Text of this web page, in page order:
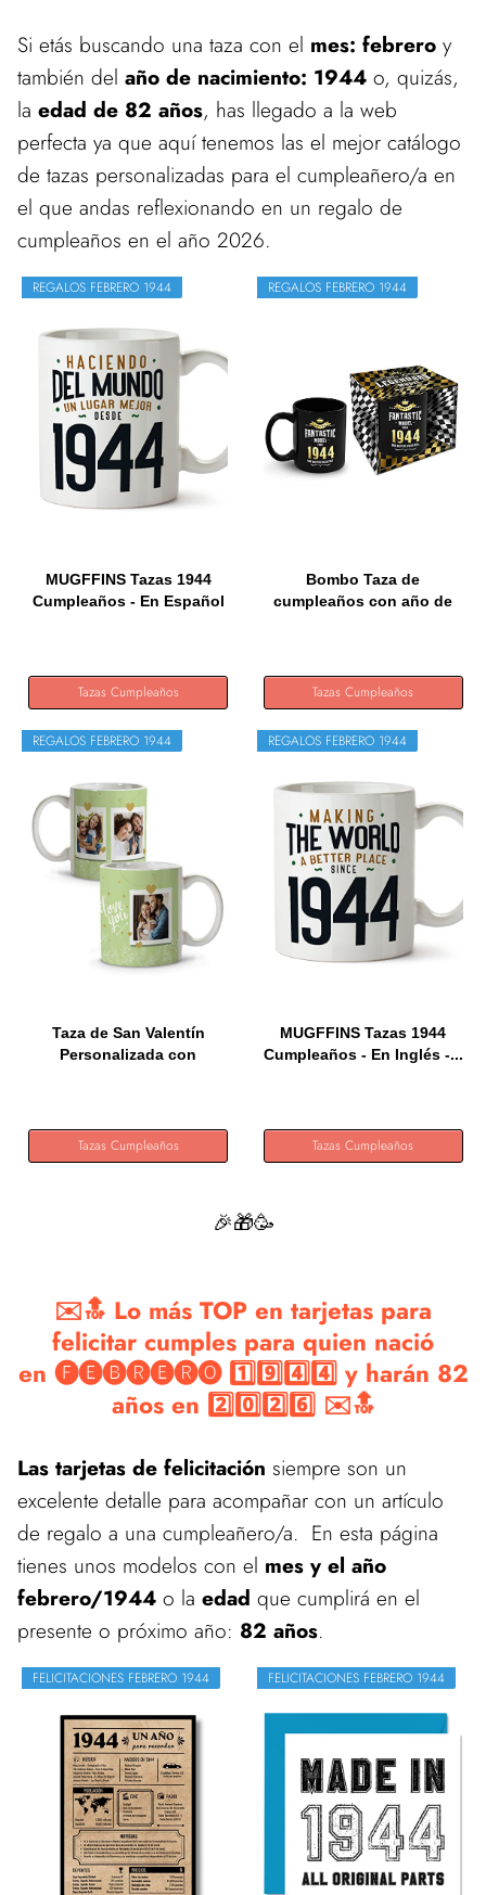
Si etás buscando una taza con el mes: febrero y
también del año de nacimiento: 1944 o, quizás,
la edad de 82 años, has llegado a la web
perfecta ya que aquí tenemos las el mejor catálogo
de tazas personalizadas para el cumpleañero/a en
el que andas reflexionando en un regalo de
cumpleaños en el año 2026.
REGALOS FEBRERO 1944
MUGFFINS Tazas 1944
Cumpleaños - En Español
Tazas Cumpleaños
REGALOS FEBRERO 1944
Bombo Taza de
cumpleaños con año de
Tazas Cumpleaños
REGALOS FEBRERO 1944
Taza de San Valentín
Personalizada con
Tazas Cumpleaños
REGALOS FEBRERO 1944
MUGFFINS Tazas 1944
Cumpleaños - En Inglés -...
Tazas Cumpleaños
🎉🎁🥳
✉️🔝 Lo más TOP en tarjetas para
felicitar cumples para quien nació
en 🅕🅔🅑🅡🅔🅡🅞 1️⃣9️⃣4️⃣4️⃣ y harán 82
años en 2️⃣0️⃣2️⃣6️⃣ ✉️🔝
Las tarjetas de felicitación siempre son un
excelente detalle para acompañar con un artículo
de regalo a una cumpleañero/a. En esta página
tienes unos modelos con el mes y el año
febrero/1944 o la edad que cumplirá en el
presente o próximo año: 82 años.
FELICITACIONES FEBRERO 1944 FELICITACIONES FEBRERO 1944